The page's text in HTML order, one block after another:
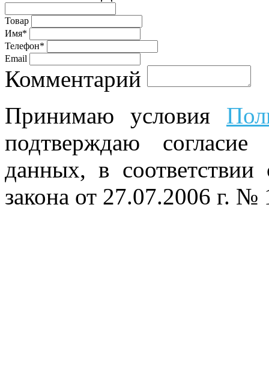
Товар
Имя*
Телефон*
Email
Комментарий
Принимаю условия
подтверждаю
данных, в
закона от 27.07.2006 г.